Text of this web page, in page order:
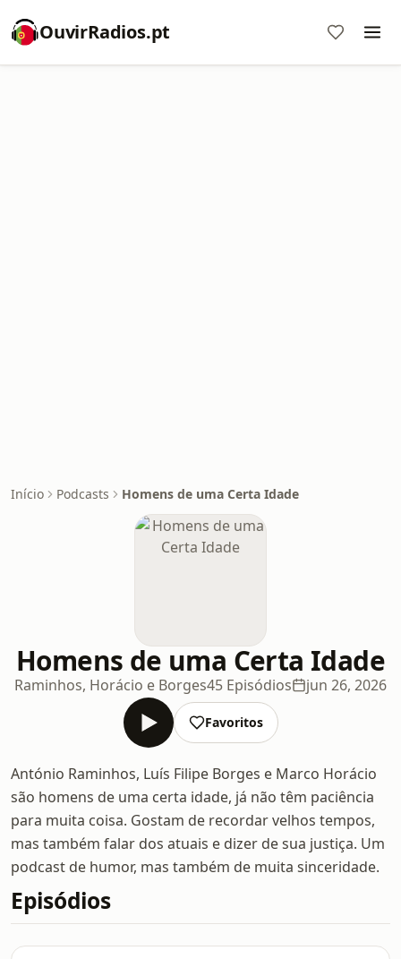
OuvirRadios.pt
Início Podcasts Homens de uma Certa Idade
Homens de uma Certa Idade
Raminhos, Horácio e Borges45 Episódios jun 26, 2026
Favoritos
António Raminhos, Luís Filipe Borges e Marco Horácio
são homens de uma certa idade, já não têm paciência
para muita coisa. Gostam de recordar velhos tempos,
mas também falar dos atuais e dizer de sua justiça. Um
podcast de humor, mas também de muita sinceridade.
Episódios